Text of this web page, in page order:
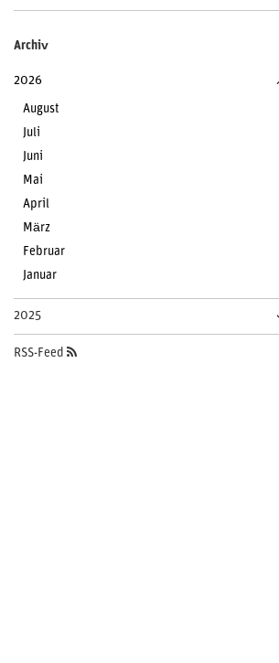
Archiv
2026
August
Juli
Juni
Mai
April
März
Februar
Januar
2025
RSS-Feed